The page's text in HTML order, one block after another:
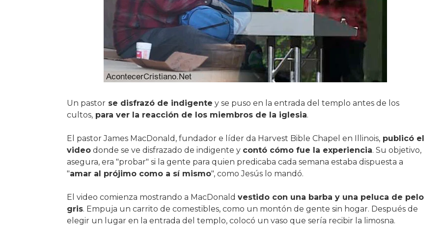
Un pastorse disfrazó de indigente y se puso en la entrada del templo antes de los
cultos,para ver la reacción de los miembros de la iglesia.
El pastor James MacDonald, fundador e líder da Harvest Bible Chapel en Illinois,publicó el
videodonde se ve disfrazado de indigente y contó cómo fue la experiencia. Su objetivo,
asegura, era "probar" si la gente para quien predicaba cada semana estaba dispuesta a
"amar al prójimo como a sí mismo", como Jesús lo mandó.
El video comienza mostrando a MacDonald vestido con una barba y una peluca de pelo
gris. Empuja un carrito de comestibles, como un montón de gente sin hogar. Después de
elegir un lugar en la entrada del templo, colocó un vaso que sería recibir la limosna.